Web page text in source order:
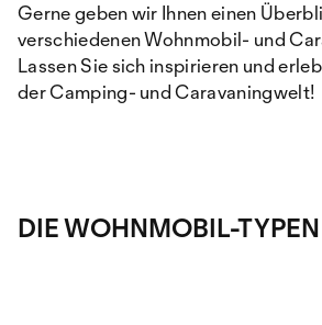
Gerne geben wir Ihnen einen
verschiedenen Wohnmobil- und
Lassen Sie sich inspirieren und
der Camping- und Caravaningwelt!
DIE WOHNMOBIL-TYPEN